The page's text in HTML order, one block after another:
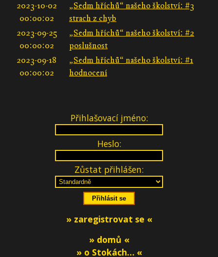
2023-10-02
00:00:02
„Sedm hříchů“ našeho školství: #3
strach z chyb
2023-09-25
00:00:02
„Sedm hříchů“ našeho školství: #2
poslušnost
2023-09-18
00:00:02
„Sedm hříchů“ našeho školství: #1
hodnocení
Přihlašovací jméno:
Heslo:
Zůstat přihlášen:
» zaregistrovat se «
» domů «
» o Stokách… «